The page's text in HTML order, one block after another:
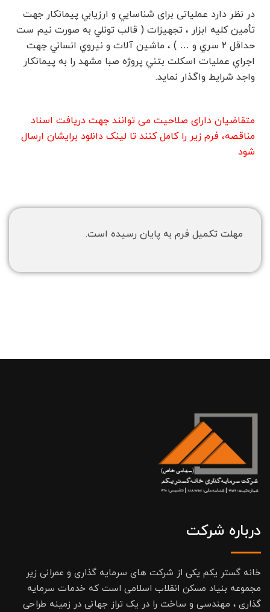
در نظر دارد عملیاتی برای شناسايي و ارزيابي پيمانكار جهت
تأمين كليه ابزار ، تجهيزات ( قالب تونلي به صورت نيم ست
حداقل ٢ سري و … ) ، ماشين آلات و نيروي انساني جهت
اجراي عمليات اسكلت بتني پروژه صبا مشهد را به پیمانکار
واجد شرایط واگذار نماید.
متقاضیان دارای صلاحیت می توانند جهت دریافت اسناد
مناقصه، فرم زیر را کامل کنند تا لینک دانلود برایشان ارسال
شود
مهلت تکمیل فرم به پایان رسیده است.
درباره شرکت
خانه گستر یکم یکی از شرکت های سرمایه گذاری و عمرانی زیر
مجموعه بنیاد مسکن انقلاب اسلامی است که خدمات سرمایه
گذاری ، مهندسی و ساخت را در یک تراز جهانی در زمینه طراحی